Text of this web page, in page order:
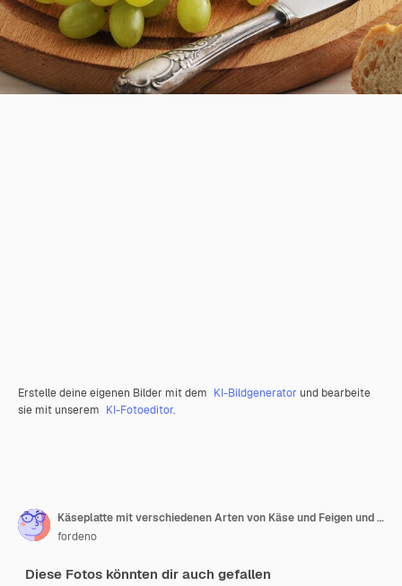
Erstelle deine eigenen Bilder mit dem KI-Bildgenerator und bearbeite
sie mit unserem KI-Fotoeditor.
Käseplatte mit verschiedenen Arten von Käse und Feigen und Trauben auf einer weißen Holzoberfläche
fordeno
Diese Fotos könnten dir auch gefallen